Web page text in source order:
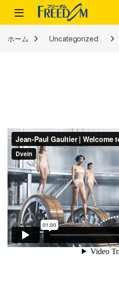
Skip to navigation
Skip to content
ホーム Uncategorized